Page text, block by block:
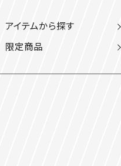
アイテムから探す
限定商品